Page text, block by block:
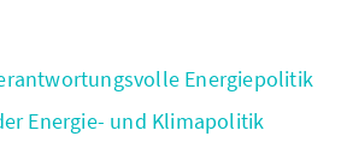
Energiepolitik
Energie- und Klimapolitik